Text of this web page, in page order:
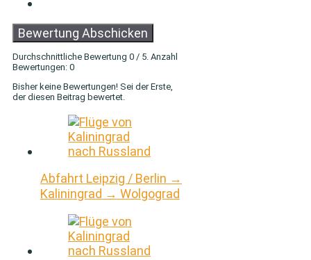
Bewertung Abschicken
Durchschnittliche Bewertung 0 / 5. Anzahl
Bewertungen: 0
Bisher keine Bewertungen! Sei der Erste,
der diesen Beitrag bewertet.
Abfahrt Leipzig / Berlin →
Kaliningrad → Wolgograd